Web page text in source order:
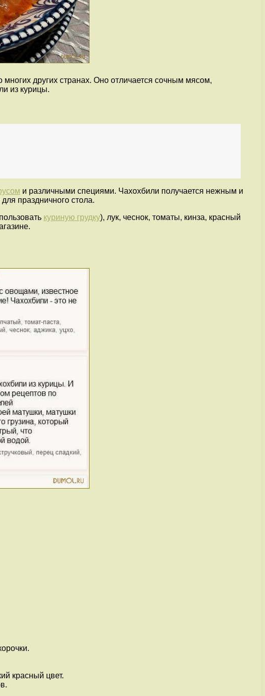
других странах. Оно отличается сочным мясом,
из курицы.
и различными специями. Чахохбили получается нежным и
праздничного стола.
куриную грудку), лук, чеснок, томаты, кинза, красный
красный цвет.